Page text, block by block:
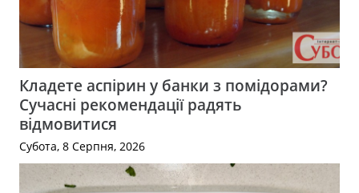
Кладете аспірин у банки з помідорами?
Сучасні рекомендації радять
відмовитися
Субота, 8 Серпня, 2026